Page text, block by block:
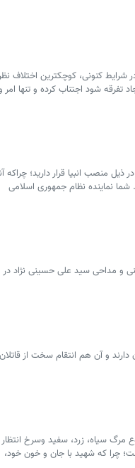
شرایط کنونی، کوچکترین اختلاف
شود اجتناب کرده و تنها امر
منصب انبیا قرار دارید؛ چراکه
شما نماینده‌ نظام جمهوری اسلامی
و مداحی سید علی حسینی نژاد در
دارند و آن هم انتقام سخت از
شرح آیات قران کریم در حرم مطهر بانوی کرامت با بیان اینکه بر اساس آیات قرآن کریم 4 نوع مرگ سیاه، زرد، سفید وسرخ انتظار
چرا که شهید با جان و خون خود،